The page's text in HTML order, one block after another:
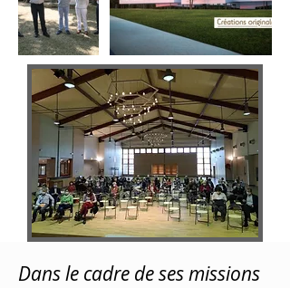
Dans le cadre de ses missions